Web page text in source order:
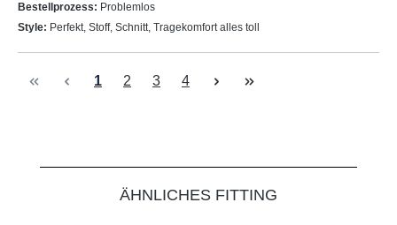
Bestellprozess: Problemlos
Style: Perfekt, Stoff, Schnitt, Tragekomfort alles toll
Seite
1 Seite
2 Seite
3 Seite
4
ÄHNLICHES FITTING